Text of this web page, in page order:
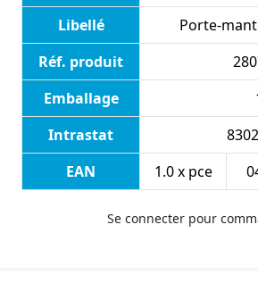
Libellé
Porte-
Réf. produit
Emballage
Intrastat
EAN
1.0 x pce
Se connecter pour